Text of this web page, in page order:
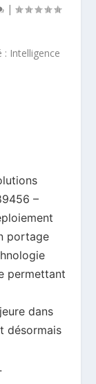
|
–
portage
permettant
dans
désormais
.